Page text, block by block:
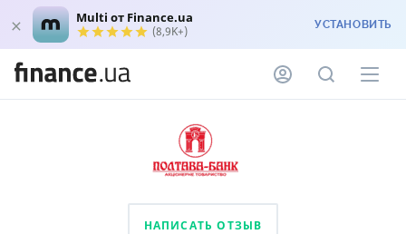
Multi от Finance.ua
(8,9K+) УСТАНОВИТЬ
НАПИСАТЬ ОТЗЫВ